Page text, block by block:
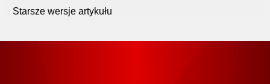
Starsze wersje artykułu